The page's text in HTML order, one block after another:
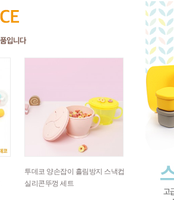
투데코 양손잡이 흘림방지 스낵컵
실리콘뚜껑 세트